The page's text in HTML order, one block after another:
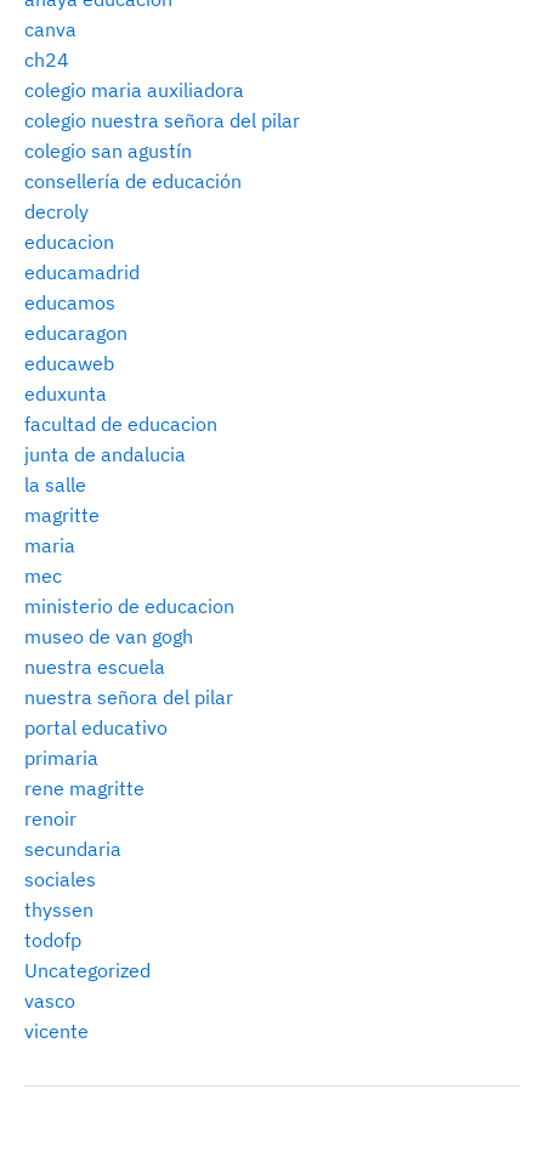
canva
ch24
colegio maria auxiliadora
colegio nuestra señora del pilar
colegio san agustín
consellería de educación
decroly
educacion
educamadrid
educamos
educaragon
educaweb
eduxunta
facultad de educacion
junta de andalucia
la salle
magritte
maria
mec
ministerio de educacion
museo de van gogh
nuestra escuela
nuestra señora del pilar
portal educativo
primaria
rene magritte
renoir
secundaria
sociales
thyssen
todofp
Uncategorized
vasco
vicente